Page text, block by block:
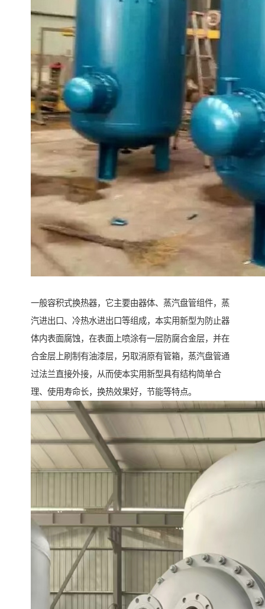
一般容积式换热器，它主要由器体、蒸汽盘管组件，蒸
汽进出口、冷热水进出口等组成，本实用新型为防止器
体内表面腐蚀，在表面上喷涂有一层防腐合金层，并在
合金层上刷制有油漆层，另取消原有管箱，蒸汽盘管通
过法兰直接外接，从而使本实用新型具有结构简单合
理、使用寿命长，换热效果好，节能等特点。